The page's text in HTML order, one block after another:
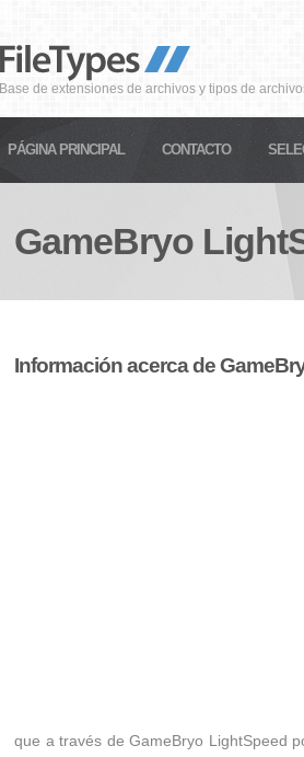
Base de extensiones de archivos y tipos de
PÁGINA PRINCIPAL CONTACTO
GameBryo
Información acerca de
que a través de GameBryo LightSpeed